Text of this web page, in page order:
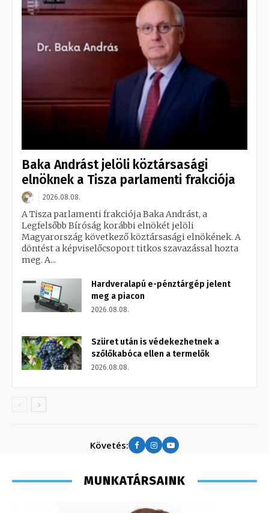
Baka Andrást jelöli köztársasági
elnöknek a Tisza parlamenti frakciója
2026.08.08.
A Tisza parlamenti frakciója Baka Andrást, a
Legfelsőbb Bíróság korábbi elnökét jelöli
Magyarország következő köztársasági elnökének. A
döntést a képviselőcsoport titkos szavazással hozta
meg. A...
Hardveralapú e-pénztárgép jelent
meg a piacon
2026.08.08.
Szüret után is védekezhetnek a
szőlőkabóca ellen a termelők
2026.08.08.
Követés:
MUNKATÁRSAINK